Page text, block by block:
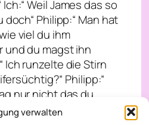
verwalten
Weil James das so
Philipp:“ Man hat
viel du ihm
du magst ihn
Ich runzelte die Stirn
Philipp:“
nur nicht das du
Sorge ich liebe